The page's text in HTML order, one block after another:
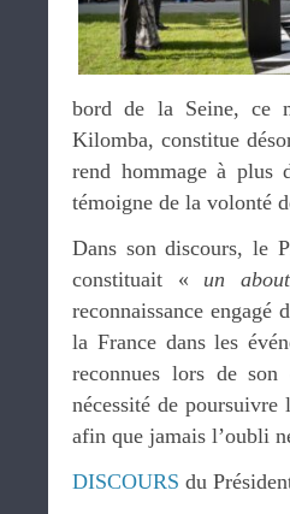
bord de la Seine, ce
Kilomba, constitue
rend hommage à plus
témoigne de la volonté
Dans son discours, le
constituait « un
reconnaissance engagé
la France dans les
reconnues lors de
nécessité de
afin que jamais l’oubli
DISCOURS du